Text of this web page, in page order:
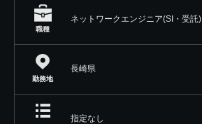
職種
ネットワークエンジニア(SI・受託)
勤務地
長崎県
指定なし